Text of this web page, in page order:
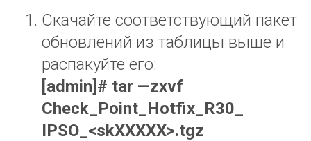
Скачайте соответствующий пакет
обновлений из таблицы выше и
распакуйте его:
[admin]# tar —zxvf
Check Point Hotfix R30_
IPSO _<skXXXXX>.tgz
Я согласен на обработку персональных данных
Я согласен получатьполезную рассылк
ОТПРАВИТЬ